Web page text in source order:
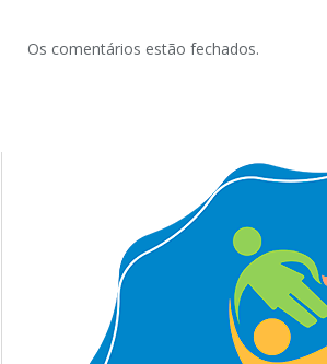
Os comentários estão fechados.